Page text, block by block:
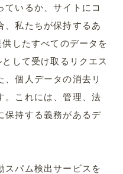
ているか、サイトにコ
、私たちが保持するあ
したすべてのデータを
して受け取るリクエス
、個人データの消去リ
。これには、管理、法
保持する義務があるデ
スパム検出サービスを